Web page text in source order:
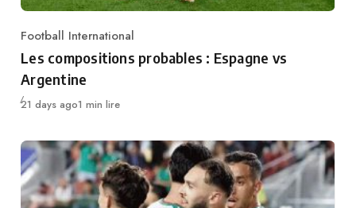
Category
Football International
Les compositions probables : Espagne vs
Argentine
Publié
21 days ago1 min lire